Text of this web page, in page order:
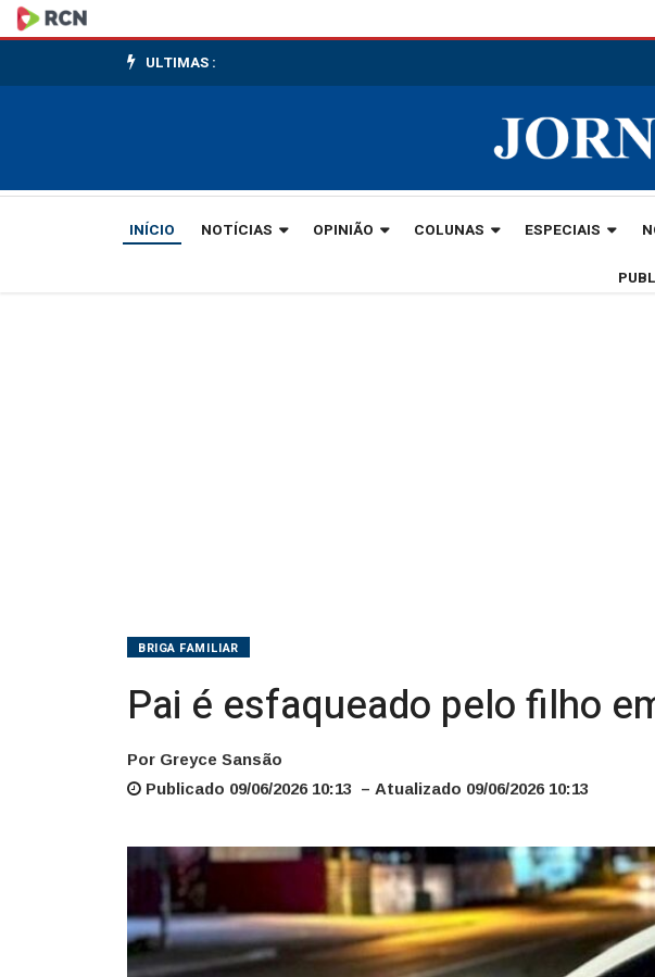
Pai
é
filho
ULTIMAS :
INÍCIO NOTÍCIAS OPINIÃO COLUNAS ESPECIAIS
BRIGA FAMILIAR
Pai é esfaqueado pelo filho
Por Greyce Sansão
Publicado 09/06/2026 10:13 – Atualizado 09/06/2026 10:13